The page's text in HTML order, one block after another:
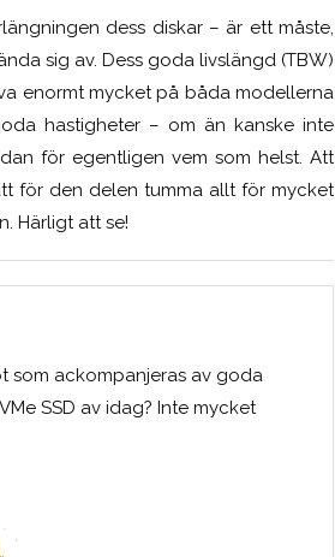
dess diskar – är ett måste,
sig av. Dess goda livslängd (TBW)
enormt mycket på båda modellerna
hastigheter – om än kanske inte
för egentligen vem som helst. Att
för den delen tumma allt för mycket
Härligt att se!
som ackompanjeras av goda
SSD av idag? Inte mycket